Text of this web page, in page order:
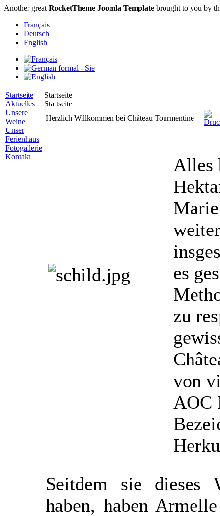
Another great RocketTheme Joomla Template brought to you by
Français
Deutsch
English
Startseite
Aktuelles
Unsere
Weine
Unser
Ferienhaus
Fotogallerie
Kontakt
Startseite
Startseite
Herzlich Willkommen bei Château Tourmentine
Alles
es
zu
von
AOC
Seitdem sie dieses
haben, haben